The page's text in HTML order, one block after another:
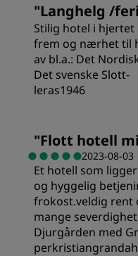
Verdi
Sovekvalitet
Renslighet
Service
"Langhelg /
Stilig hotel i hjertet
frem og nærhet til
av bl.a.: Det
Det svenske Slott-
leras1946
Verdi
Sovekvalitet
"Flott hotell
2023-08-03
Et hotell som
og hyggelig
frokost.veldig rent
mange
Djurgården med